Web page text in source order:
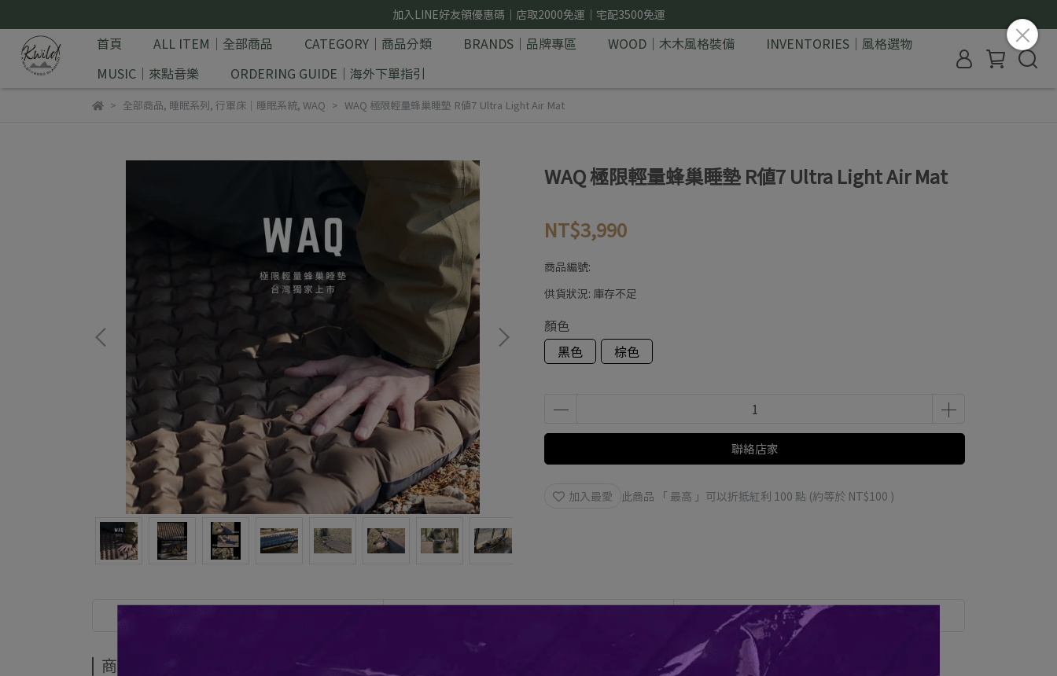
加入LINE好友領優惠碼｜店取2000免運｜宅配3500免運
首頁 ALL ITEM｜全部商品 CATEGORY｜商品分類 BRANDS｜品牌專區 WOOD｜木木風格裝備
INVENTORIES｜風格選物
MUSIC｜來點音樂
ORDERING GUIDE｜海外下單指引
全部商品, 睡眠系列, 行軍床｜睡眠系統, WAQ WAQ 極限輕量蜂巢睡墊 R值7 Ultra Light Air Mat
WAQ 極限輕量蜂巢睡墊 R值7 Ultra Light Air Mat
NT$3,990
商品編號:
供貨狀況: 庫存不足
顏色
黑色
棕色
聯絡店家
加入最愛 此商品 「 最高 」可以折抵紅利 100 點 (約等於 NT$100 )
運送方式
商品介紹